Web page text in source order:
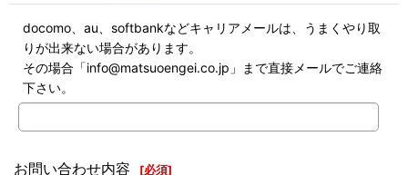
docomo、au、softbankなどキャリアメールは、うまくやり取
りが出来ない場合があります。
その場合「info@matsuoengei.co.jp」まで直接メールでご連絡
下さい。
お問い合わせ内容 [必須]